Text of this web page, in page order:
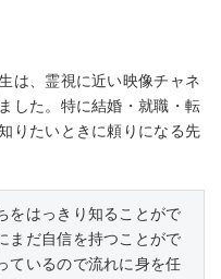
は、霊視に近い映像チャネ
した。特に結婚・就職・転
りたいときに頼りになる先
をはっきり知ることがで
まだ自信を持つことがで
ているので流れに身を任